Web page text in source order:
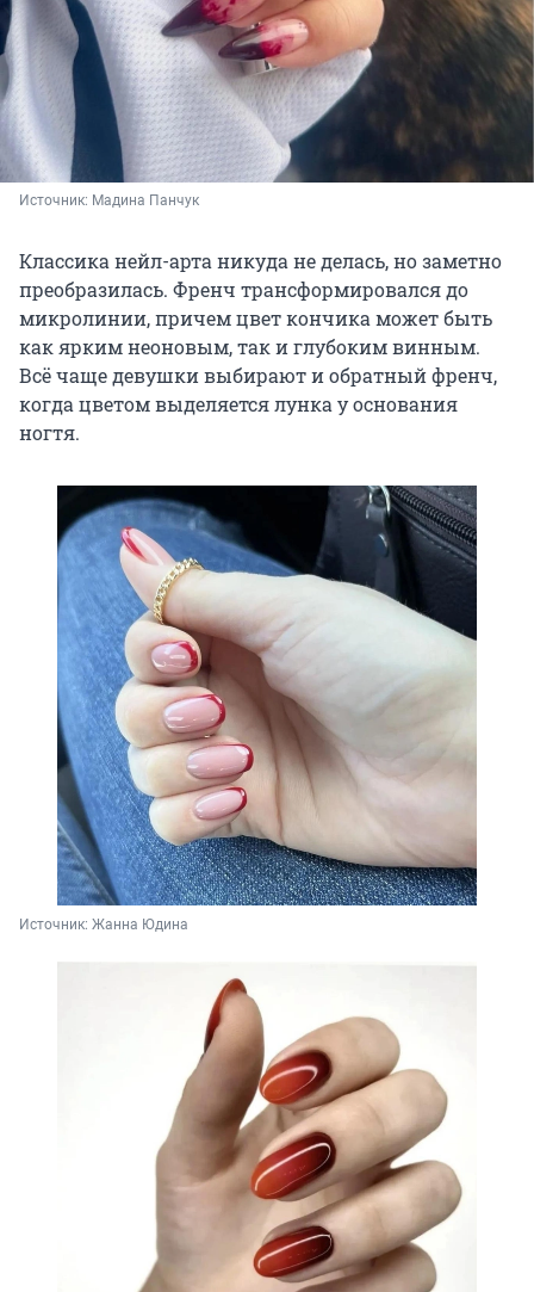
Источник: Мадина Панчук
Классика нейл-арта никуда не делась, но заметно
преобразилась. Френч трансформировался до
микролинии, причем цвет кончика может быть
как ярким неоновым, так и глубоким винным.
Всё чаще девушки выбирают и обратный френч,
когда цветом выделяется лунка у основания
ногтя.
Источник: Жанна Юдина